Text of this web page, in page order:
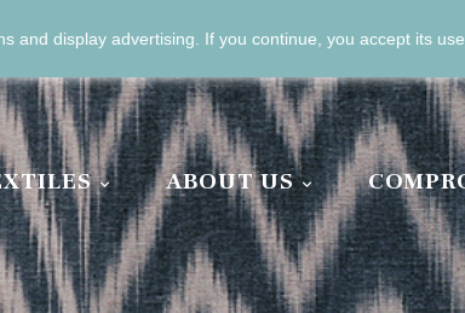
and display advertising. If you continue, you accept its
 
ABOUT US